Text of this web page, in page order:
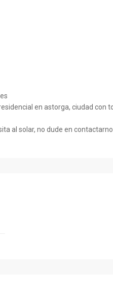
en astorga, ciudad con
al solar, no dude en contactarno